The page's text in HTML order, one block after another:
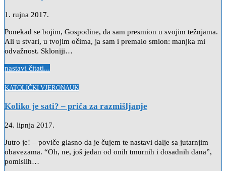
1. rujna 2017.
Ponekad se bojim, Gospodine, da sam presmion u svojim težnjama.
Ali u stvari, u tvojim očima, ja sam i premalo smion: manjka mi
odvažnost. Skloniji…
nastavi čitati...
Posted
KATOLIČKI VJERONAUK
Koliko je sati? – priča za razmišljanje
24. lipnja 2017.
Jutro je! – poviče glasno da je čujem te nastavi dalje sa jutarnjim
obavezama. “Oh, ne, još jedan od onih tmurnih i dosadnih dana”,
pomislih…